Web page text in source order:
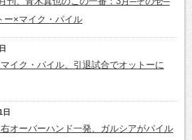
ー×マイク・パイル
マイク・パイル、引退試合でオットーに
日
右オーバーハンド一発、ガルシアがパイル